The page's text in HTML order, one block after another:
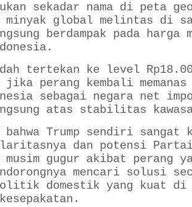
sekadar nama di peta
minyak global melintas di
berdampak pada harga
tertekan ke level
perang kembali memanas
sebagai negara net
atas stabilitas
bahwa Trump sendiri sangat
dan potensi
musim gugur akibat perang
mencari solusi
domestik yang kuat di